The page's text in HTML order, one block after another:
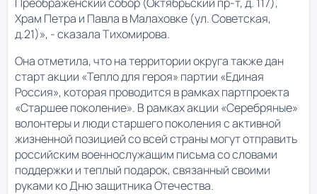
Храм Петра и Павла в Малаховке (ул. Советская,
д.21)», - сказала Тихомирова.
Она отметила, что на территории округа также дан
старт акции «Тепло для героя» партии «Единая
Россия», которая проводится в рамках партпроекта
«Старшее поколение». В рамках акции «Серебряные»
волонтеры и люди старшего поколения с активной
жизненной позицией со всей страны могут отправить
российским военнослужащим письма со словами
поддержки и теплый подарок, связанный своими
руками ко Дню защитника Отечества.